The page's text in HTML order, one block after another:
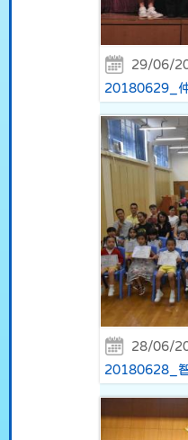
29/06/
20180629_
28/06/
20180628_